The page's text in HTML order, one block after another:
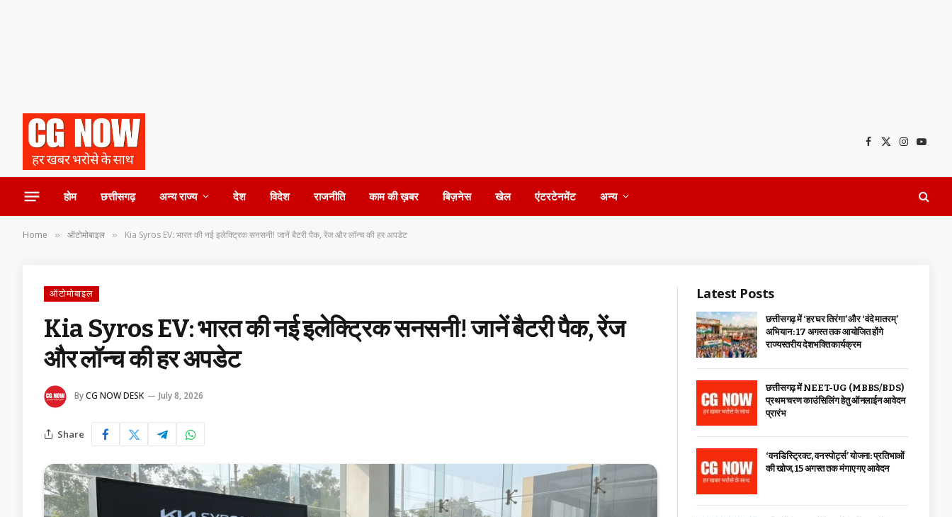
Facebook
X
Instagram
होम छत्तीसगढ़ अन्य राज्य देश विदेश राजनीति काम की ख़बर बिज़नेस खेल एंटरटेनमेंट अन्य
Home » ऑटोमोबाइल » Kia Syros EV: भारत की नई इलेक्ट्रिक सनसनी! जानें बैटरी पैक, रेंज और लॉन्च की हर अपडेट
ऑटोमोबाइल
Kia Syros EV: भारत की नई इलेक्ट्रिक सनसनी! जानें बैटरी पैक, रेंज
और लॉन्च की हर अपडेट
ByCG NOW DESK July 8, 2026
Share
Latest Posts
छत्तीसगढ़ में ‘हर घर तिरंगा’ और ‘वंदे मातरम्’
अभियान : 17 अगस्त तक आयोजित होंगे
राज्यस्तरीय देशभक्ति कार्यक्रम
छत्तीसगढ़ में NEET-UG (MBBS/BDS)
प्रथम चरण काउंसिलिंग हेतु ऑनलाईन आवेदन
प्रारंभ
‘वन डिस्ट्रिक्ट, वन स्पोर्ट्स’ योजना: प्रतिभाओं
की खोज, 15 अगस्त तक मंगाए गए आवेदन